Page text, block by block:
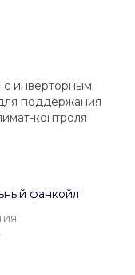
инверторным
поддержания
контроля
фанкойл